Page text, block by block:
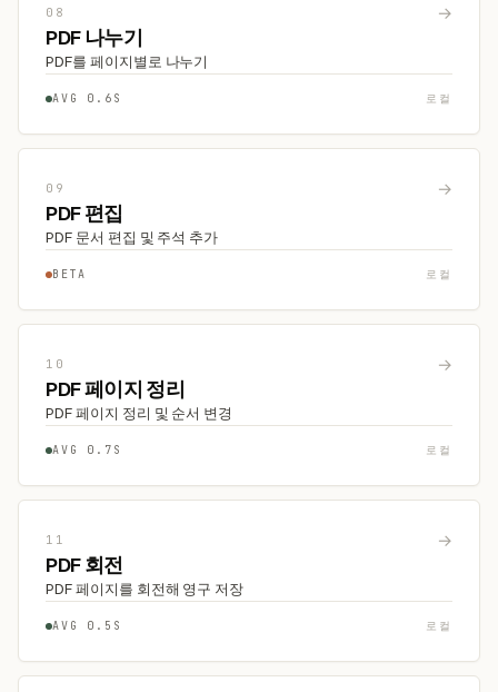
08 →
PDF 나누기
PDF를 페이지별로 나누기
AVG 0.6S 로컬
09 →
PDF 편집
PDF 문서 편집 및 주석 추가
BETA 로컬
10 →
PDF 페이지 정리
PDF 페이지 정리 및 순서 변경
AVG 0.7S 로컬
11 →
PDF 회전
PDF 페이지를 회전해 영구 저장
AVG 0.5S 로컬